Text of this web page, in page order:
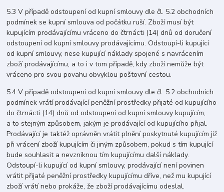
5.3 V případě odstoupení od kupní smlouvy dle čl. 5.2 obchodních
podmínek se kupní smlouva od počátku ruší. Zboží musí být
kupujícím prodávajícímu vráceno do čtrnácti (14) dnů od doručení
odstoupení od kupní smlouvy prodávajícímu. Odstoupí-li kupující
od kupní smlouvy, nese kupující náklady spojené s navrácením
zboží prodávajícímu, a to i v tom případě, kdy zboží nemůže být
vráceno pro svou povahu obvyklou poštovní cestou.
5.4 V případě odstoupení od kupní smlouvy dle čl. 5.2 obchodních
podmínek vrátí prodávající peněžní prostředky přijaté od kupujícího
do čtrnácti (14) dnů od odstoupení od kupní smlouvy kupujícím,
a to stejným způsobem, jakým je prodávající od kupujícího přijal.
Prodávající je taktéž oprávněn vrátit plnění poskytnuté kupujícím již
při vrácení zboží kupujícím či jiným způsobem, pokud s tím kupující
bude souhlasit a nevzniknou tím kupujícímu další náklady.
Odstoupí-li kupující od kupní smlouvy, prodávající není povinen
vrátit přijaté peněžní prostředky kupujícímu dříve, než mu kupující
zboží vrátí nebo prokáže, že zboží prodávajícímu odeslal.